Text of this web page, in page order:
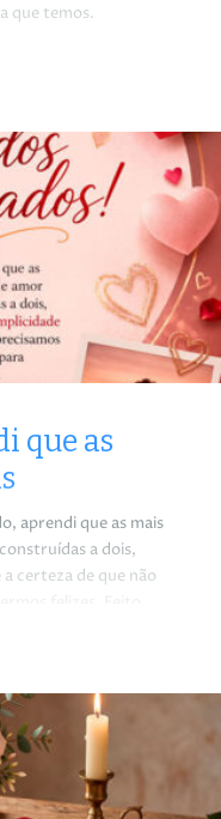
que temos.
que as
aprendi que as mais
a dois,
certeza de que não